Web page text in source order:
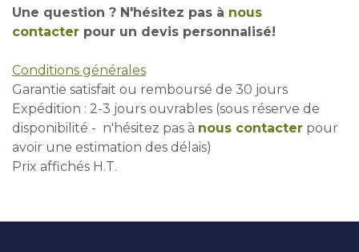
Une question ? N'hésitez pas à nous
contacter pour un devis personnalisé!
Conditions générales
Garantie satisfait ou remboursé de 30 jours
Expédition : 2-3 jours ouvrables (sous réserve de
disponibilité - n'hésitez pas à nous contacter pour
avoir une estimation des délais)
Prix affichés H.T.